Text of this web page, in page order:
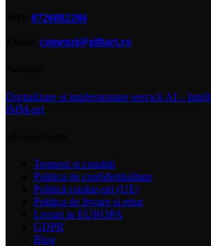
0726882286
comenzi@giftart.ro
Digitalizare si implementare servicii AI –
IMM-uri
Termeni si conditii
Politica de confidentialitate
Politică cookie-uri (UE)
Politica de livrare si retur
Livrari in EUROPA
GDPR
Blog